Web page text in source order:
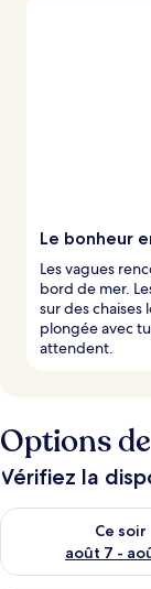
Le bonheur
Les vagues
bord de mer.
sur des
plongée avec
attendent.
Options
Vérifiez la
Ce soir
août 7 -
Vérifier la